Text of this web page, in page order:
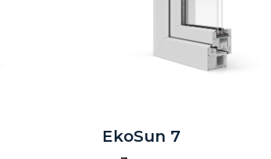
EkoSun 7